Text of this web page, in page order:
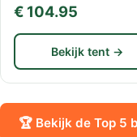
€ 104.95
Bekijk tent →
🏆 Bekijk de Top 5